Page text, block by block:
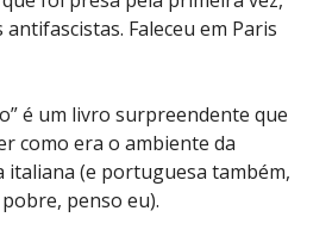
Faleceu em Paris
é um livro surpreendente que
como era o ambiente da
italiana (e portuguesa também,
penso eu).